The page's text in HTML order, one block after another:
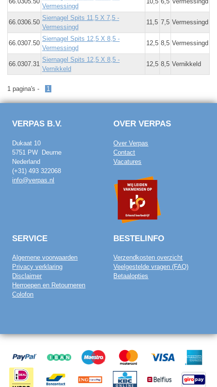
Vermessingd
66.0306.50
Siernagel Spits 11,5 X 7,5 -
Vermessingd
11,5 7,5 Vermessingd
66.0307.50
Siernagel Spits 12,5 X 8,5 -
Vermessingd
12,5 8,5 Vermessingd
66.0307.31
Siernagel Spits 12,5 X 8,5 -
Vernikkeld
12,5 8,5 Vernikkeld
1 pagina's - 1
VERPAS B.V.
Dukaat 10
5751 PW Deurne
Nederland
(+31) 493 322068
info@verpas.nl
OVER VERPAS
Over Verpas
Contact
Vacatures
SERVICE
Algemene voorwaarden
Privacy verklaring
Disclaimer
Herroepen en Retourneren
Colofon
BESTELINFO
Verzendkosten overzicht
Veelgestelde vragen (FAQ)
Betaalopties